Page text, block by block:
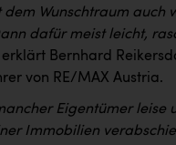
dem Wunschtraum auch
dafür meist leicht,
erklärt Bernhard
von RE/MAX Austria.
Eigentümer leise
Immobilien